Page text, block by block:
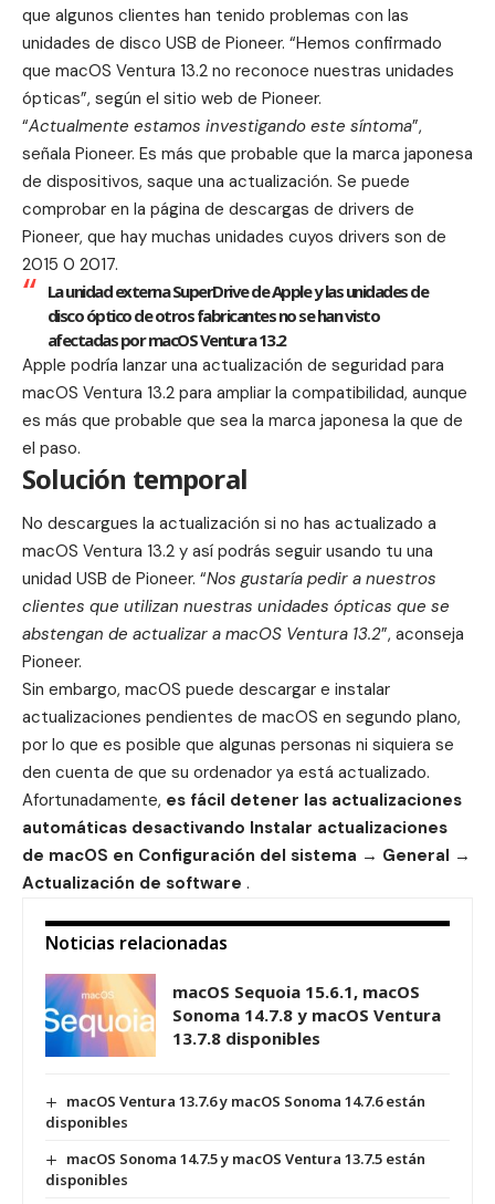
que algunos clientes han tenido problemas con las
unidades de disco USB de Pioneer. “Hemos confirmado
que macOS Ventura 13.2 no reconoce nuestras unidades
ópticas”, según el sitio web de Pioneer.
“Actualmente estamos investigando este síntoma”,
señala Pioneer. Es más que probable que la marca japonesa
de dispositivos, saque una actualización. Se puede
comprobar en la página de descargas de drivers de
Pioneer, que hay muchas unidades cuyos drivers son de
2015 0 2017.
La unidad externa SuperDrive de Apple y las unidades de
disco óptico de otros fabricantes no se han visto
afectadas por macOS Ventura 13.2
Apple podría lanzar una actualización de seguridad para
macOS Ventura 13.2 para ampliar la compatibilidad, aunque
es más que probable que sea la marca japonesa la que de
el paso.
Solución temporal
No descargues la actualización si no has actualizado a
macOS Ventura 13.2 y así podrás seguir usando tu una
unidad USB de Pioneer. “Nos gustaría pedir a nuestros
clientes que utilizan nuestras unidades ópticas que se
abstengan de actualizar a macOS Ventura 13.2”, aconseja
Pioneer.
Sin embargo, macOS puede descargar e instalar
actualizaciones pendientes de macOS en segundo plano,
por lo que es posible que algunas personas ni siquiera se
den cuenta de que su ordenador ya está actualizado.
Afortunadamente, es fácil detener las actualizaciones
automáticas desactivando Instalar actualizaciones
de macOS en Configuración del sistema → General →
Actualización de software .
Noticias relacionadas
macOS Sequoia 15.6.1, macOS
Sonoma 14.7.8 y macOS Ventura
13.7.8 disponibles
macOS Ventura 13.7.6 y macOS Sonoma 14.7.6 están
disponibles
macOS Sonoma 14.7.5 y macOS Ventura 13.7.5 están
disponibles